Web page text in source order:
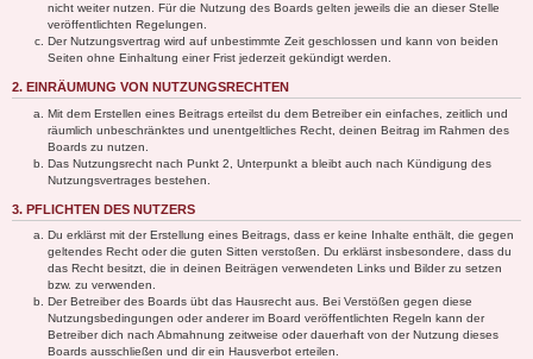
nicht weiter nutzen. Für die Nutzung des Boards gelten jeweils die an dieser Stelle
veröffentlichten Regelungen.
Der Nutzungsvertrag wird auf unbestimmte Zeit geschlossen und kann von beiden
Seiten ohne Einhaltung einer Frist jederzeit gekündigt werden.
2. EINRÄUMUNG VON NUTZUNGSRECHTEN
Mit dem Erstellen eines Beitrags erteilst du dem Betreiber ein einfaches, zeitlich und
räumlich unbeschränktes und unentgeltliches Recht, deinen Beitrag im Rahmen des
Boards zu nutzen.
Das Nutzungsrecht nach Punkt 2, Unterpunkt a bleibt auch nach Kündigung des
Nutzungsvertrages bestehen.
3. PFLICHTEN DES NUTZERS
Du erklärst mit der Erstellung eines Beitrags, dass er keine Inhalte enthält, die gegen
geltendes Recht oder die guten Sitten verstoßen. Du erklärst insbesondere, dass du
das Recht besitzt, die in deinen Beiträgen verwendeten Links und Bilder zu setzen
bzw. zu verwenden.
Der Betreiber des Boards übt das Hausrecht aus. Bei Verstößen gegen diese
Nutzungsbedingungen oder anderer im Board veröffentlichten Regeln kann der
Betreiber dich nach Abmahnung zeitweise oder dauerhaft von der Nutzung dieses
Boards ausschließen und dir ein Hausverbot erteilen.